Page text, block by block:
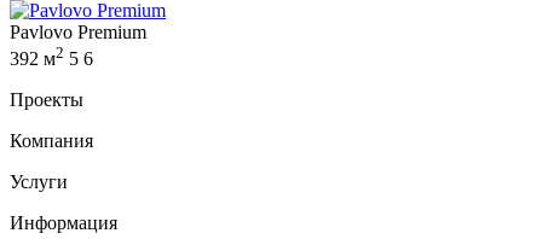
Pavlovo Premium
392 м2 5 6
Проекты
Компания
Услуги
Информация